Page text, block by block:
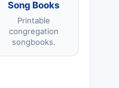
Song Books
Printable
congregation
songbooks.